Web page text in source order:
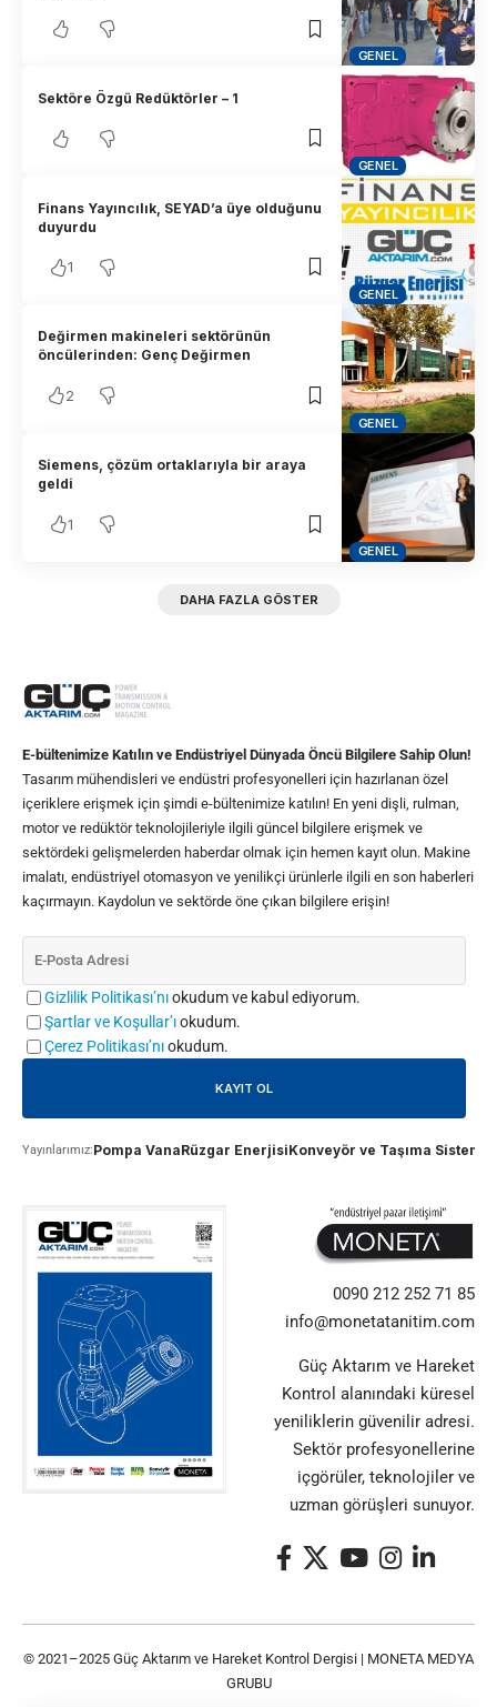
GENEL
GENEL
Sektöre Özgü Redüktörler – 1
GENEL
Finans Yayıncılık, SEYAD’a üye olduğunu
duyurdu
1
GENEL
Değirmen makineleri sektörünün
öncülerinden: Genç Değirmen
2
GENEL
Siemens, çözüm ortaklarıyla bir araya
geldi
1
DAHA FAZLA GÖSTER
E-bültenimize Katılın ve Endüstriyel Dünyada Öncü Bilgilere Sahip Olun!
Tasarım mühendisleri ve endüstri profesyonelleri için hazırlanan özel
içeriklere erişmek için şimdi e-bültenimize katılın! En yeni dişli, rulman,
motor ve redüktör teknolojileriyle ilgili güncel bilgilere erişmek ve
sektördeki gelişmelerden haberdar olmak için hemen kayıt olun. Makine
imalatı, endüstriyel otomasyon ve yenilikçi ürünlerle ilgili en son haberleri
kaçırmayın. Kaydolun ve sektörde öne çıkan bilgilere erişin!
Gizlilik Politikası’nıokudum ve kabul ediyorum.
Şartlar ve Koşullar’ıokudum.
Çerez Politikası’nıokudum.
Yayınlarımız:Pompa VanaRüzgar EnerjisiKonveyör ve Taşıma
0090 212 252 71 85
info@monetatanitim.com
Güç Aktarım ve Hareket
Kontrol alanındaki küresel
yeniliklerin güvenilir adresi.
Sektör profesyonellerine
içgörüler, teknolojiler ve
uzman görüşleri sunuyor.
© 2021–2025 Güç Aktarım ve Hareket Kontrol Dergisi | MONETA MEDYA
GRUBU